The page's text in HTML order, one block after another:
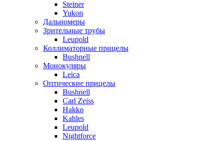
Steiner
Yukon
Дальномеры
Зрительные трубы
Leupold
Коллиматорные прицелы
Bushnell
Монокуляры
Leica
Оптические прицелы
Bushnell
Carl Zeiss
Hakko
Kahles
Leupold
Nightforce